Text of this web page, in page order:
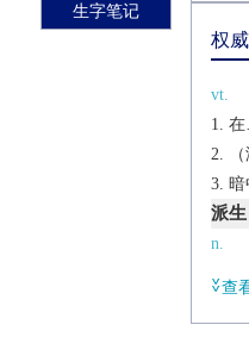
生字笔记
权
vt.
派生
n.
查